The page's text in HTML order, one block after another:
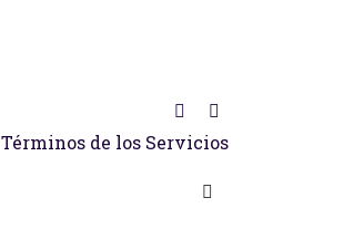
Términos de los Servicios